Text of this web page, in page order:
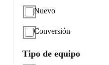
Nuevo
Conversión
Tipo de equipo